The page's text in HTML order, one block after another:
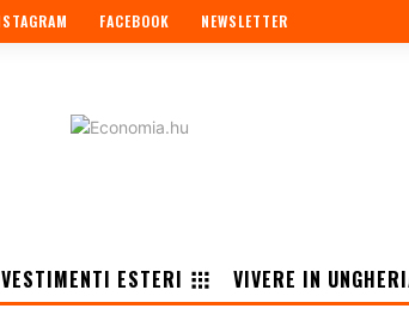
FACEBOOK NEWSLETTER
ESTERI VIVERE IN